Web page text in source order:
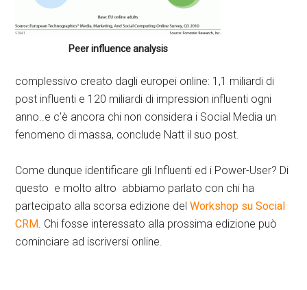
Peer influence analysis
complessivo creato dagli europei online: 1,1 miliardi di
post influenti e 120 miliardi di impression influenti ogni
anno..e c’è ancora chi non considera i Social Media un
fenomeno di massa, conclude Natt il suo post.
Come dunque identificare gli Influenti ed i Power-User? Di
questo e molto altro abbiamo parlato con chi ha
partecipato alla scorsa edizione delWorkshop su Social
CRM. Chi fosse interessato alla prossima edizione può
cominciare ad iscriversi online.